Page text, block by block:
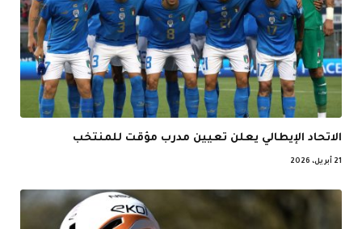
الاتحاد الإيطالي يعلن تعيين مدرب مؤقت للمنتخب
21 أبريل، 2026